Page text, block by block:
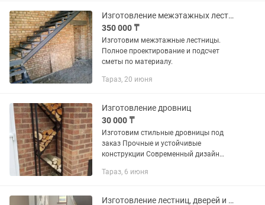
Изготовление межэтажных лестниц
350 000 ₸
Изготовим межэтажные лестницы.
Полное проектирование и подсчет
сметы по материалу.
Тараз, 20 июня
Изготовление дровниц
30 000 ₸
Изготовим стильные дровницы под
заказ Прочные и устойчивые
конструкции Современный дизайн
размер и интерьер Идеально для дома,
Тараз, 6 июня
Изготовление лестниц, дверей и других столярных изделий